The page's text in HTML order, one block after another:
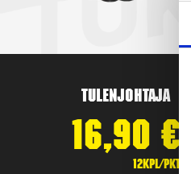
Tulenjohtaja
16,90 €
12kpl/pkt